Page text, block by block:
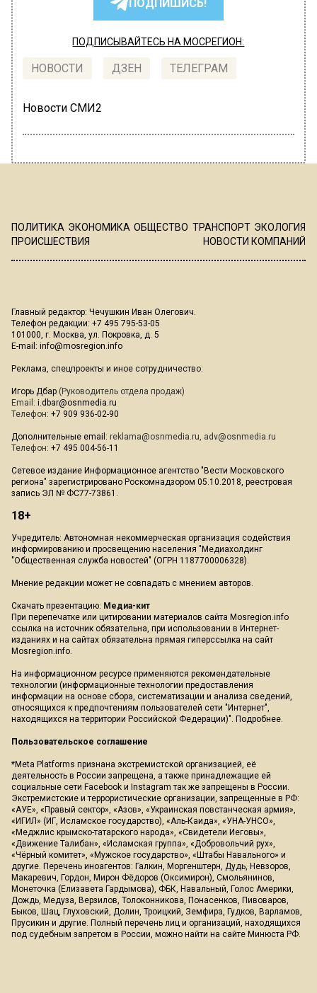
ПОДПИШИСЬ!
ПОДПИСЫВАЙТЕСЬ НА МОСРЕГИОН:
НОВОСТИ ДЗЕН ТЕЛЕГРАМ
Новости СМИ2
ПОЛИТИКА ЭКОНОМИКА ОБЩЕСТВО ТРАНСПОРТ ЭКОЛОГИЯ
ПРОИСШЕСТВИЯ
НОВОСТИ КОМПАНИЙ
Главный редактор: Чечушкин Иван Олегович.
Телефон редакции: +7 495 795-53-05
101000, г. Москва, ул. Покровка, д. 5
E-mail: info@mosregion.info
Реклама, спецпроекты и иное сотрудничество:
Игорь Дбар (Руководитель отдела продаж)
Email: i.dbar@osnmedia.ru
Телефон: +7 909 936-02-90
Дополнительные email: reklama@osnmedia.ru, adv@osnmedia.ru
Телефон: +7 495 004-56-11
Сетевое издание Информационное агентство "Вести Московского
региона" зарегистрировано Роскомнадзором 05.10.2018, реестровая
запись ЭЛ № ФС77-73861.
18+
Учредитель: Автономная некоммерческая организация содействия
информированию и просвещению населения "Медиахолдинг
"Общественная служба новостей" (ОГРН 1187700006328).
Мнение редакции может не совпадать с мнением авторов.
Скачать презентацию: Медиа-кит
При перепечатке или цитировании материалов сайта Mosregion.info
ссылка на источник обязательна, при использовании в Интернет-
изданиях и на сайтах обязательна прямая гиперссылка на сайт
Mosregion.info.
На информационном ресурсе применяются рекомендательные
технологии (информационные технологии предоставления
информации на основе сбора, систематизации и анализа сведений,
относящихся к предпочтениям пользователей сети "Интернет",
находящихся на территории Российской Федерации)". Подробнее.
Пользовательское соглашение
*Meta Platforms признана экстремистской организацией, её
деятельность в России запрещена, а также принадлежащие ей
социальные сети Facebook и Instagram так же запрещены в России.
Экстремистские и террористические организации, запрещенные в РФ:
«АУЕ», «Правый сектор», «Азов», «Украинская повстанческая армия»,
«ИГИЛ» (ИГ, Исламское государство), «Аль-Каида», «УНА-УНСО»,
«Меджлис крымско-татарского народа», «Свидетели Иеговы»,
«Движение Талибан», «Исламская группа», «Добровольчий рух»,
«Чёрный комитет», «Мужское государство», «Штабы Навального» и
другие. Перечень иноагентов: Галкин, Моргенштерн, Дудь, Невзоров,
Макаревич, Гордон, Мирон Фёдоров (Оксимирон), Смольянинов,
Монеточка (Елизавета Гардымова), ФБК, Навальный, Голос Америки,
Дождь, Медуза, Верзилов, Толоконникова, Понасенков, Пивоваров,
Быков, Шац, Глуховский, Долин, Троицкий, Земфира, Гудков, Варламов,
Прусикин и другие. Полный перечень лиц и организаций, находящихся
под судебным запретом в России, можно найти на сайте Минюста РФ.